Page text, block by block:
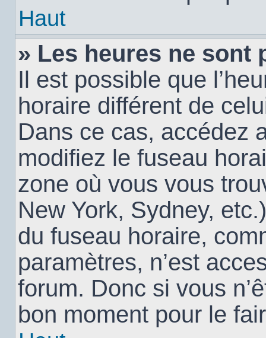
Haut
» Les heures ne sont
Il est possible que
horaire différent de
Dans ce cas, accédez
modifiez le fuseau
zone où vous vous
New York, Sydney,
du fuseau horaire,
paramètres, n’est
forum. Donc si vous
bon moment pour le